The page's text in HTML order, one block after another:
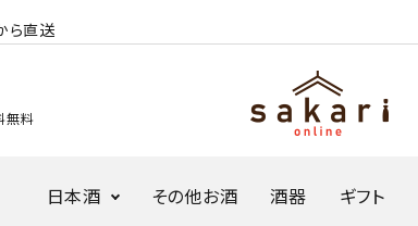
ら直送
無料
日本酒 その他お酒 酒器 ギフト